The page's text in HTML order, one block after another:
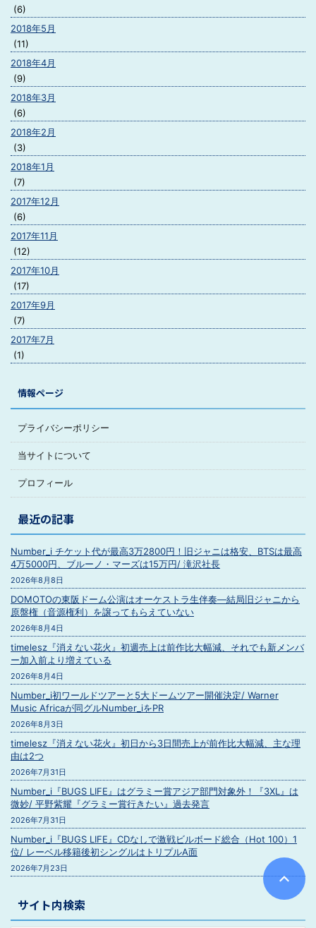
(6)
2018年5月
(11)
2018年4月
(9)
2018年3月
(6)
2018年2月
(3)
2018年1月
(7)
2017年12月
(6)
2017年11月
(12)
2017年10月
(17)
2017年9月
(7)
2017年7月
(1)
情報ページ
プライバシーポリシー
当サイトについて
プロフィール
最近の記事
Number_i チケット代が最高3万2800円！旧ジャニは格安、BTSは最高
4万5000円、ブルーノ・マーズは15万円/ 滝沢社長
2026年8月8日
DOMOTOの東阪ドーム公演はオーケストラ生伴奏―結局旧ジャニから
原盤権（音源権利）を譲ってもらえていない
2026年8月4日
timelesz『消えない花火』初週売上は前作比大幅減、それでも新メンバ
ー加入前より増えている
2026年8月4日
Number_i初ワールドツアーと5大ドームツアー開催決定/ Warner
Music Africaが同グルNumber_iをPR
2026年8月3日
timelesz『消えない花火』初日から3日間売上が前作比大幅減、主な理
由は2つ
2026年7月31日
Number_i『BUGS LIFE』はグラミー賞アジア部門対象外！『3XL』は
微妙/ 平野紫耀『グラミー賞行きたい』過去発言
2026年7月31日
Number_i『BUGS LIFE』CDなしで激戦ビルボード総合（Hot 100）1
位/ レーベル移籍後初シングルはトリプルA面
2026年7月23日
サイト内検索